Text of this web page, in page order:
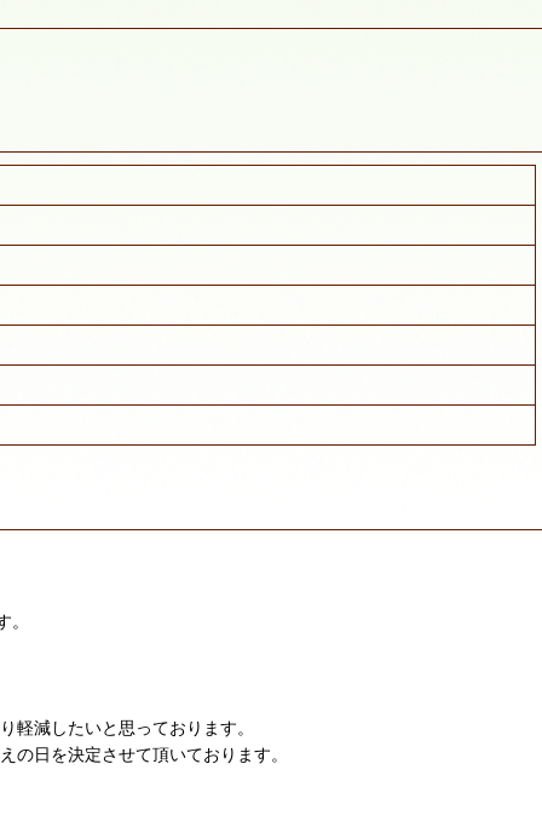
減したいと思っております。
日を決定させて頂いております。